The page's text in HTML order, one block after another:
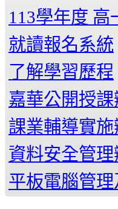
113學年度 高
就讀報名系統
了解學習歷程
嘉華公開授課
課業輔導實施
資料安全管理
平板電腦管